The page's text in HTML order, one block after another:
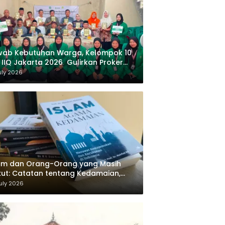
Kebutuhan Warga, Kelompok 10
IIQ Jakarta 2026 Gulirkan Proker
Al-Qur’an di Sukamanah
2026
dan Orang-Orang yang Masih
Catatan tentang Kedamaian,
dan Negara dalam
Masykuri Abdillah
2026